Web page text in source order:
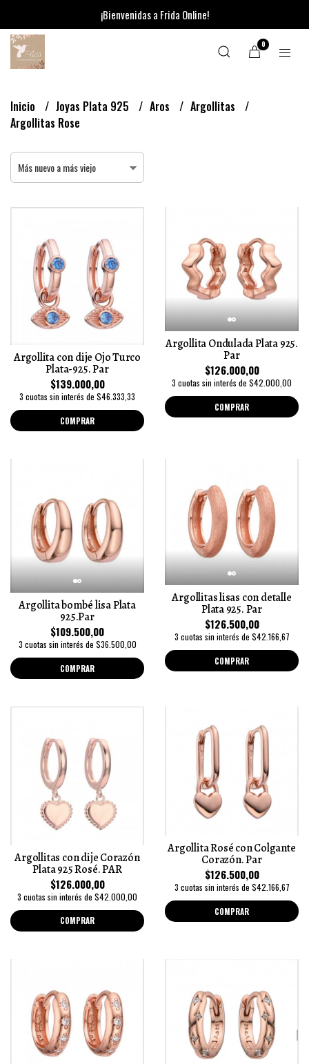
¡Bienvenidas a Frida Online!
0
Inicio Joyas Plata 925 Aros
Argollitas
Argollitas Rose
Argollita con dije Ojo Turco
Plata-925. Par
$139.000,00
3 cuotas sin interés de $46.333,33
COMPRAR
Argollita Ondulada Plata 925.
Par
$126.000,00
3 cuotas sin interés de $42.000,00
COMPRAR
Argollita bombé lisa Plata
925.Par
$109.500,00
3 cuotas sin interés de $36.500,00
COMPRAR
Argollitas lisas con detalle
Plata 925. Par
$126.500,00
3 cuotas sin interés de $42.166,67
COMPRAR
Argollitas con dije Corazón
Plata 925 Rosé. PAR
$126.000,00
3 cuotas sin interés de $42.000,00
COMPRAR
Argollita Rosé con Colgante
Corazón. Par
$126.500,00
3 cuotas sin interés de $42.166,67
COMPRAR